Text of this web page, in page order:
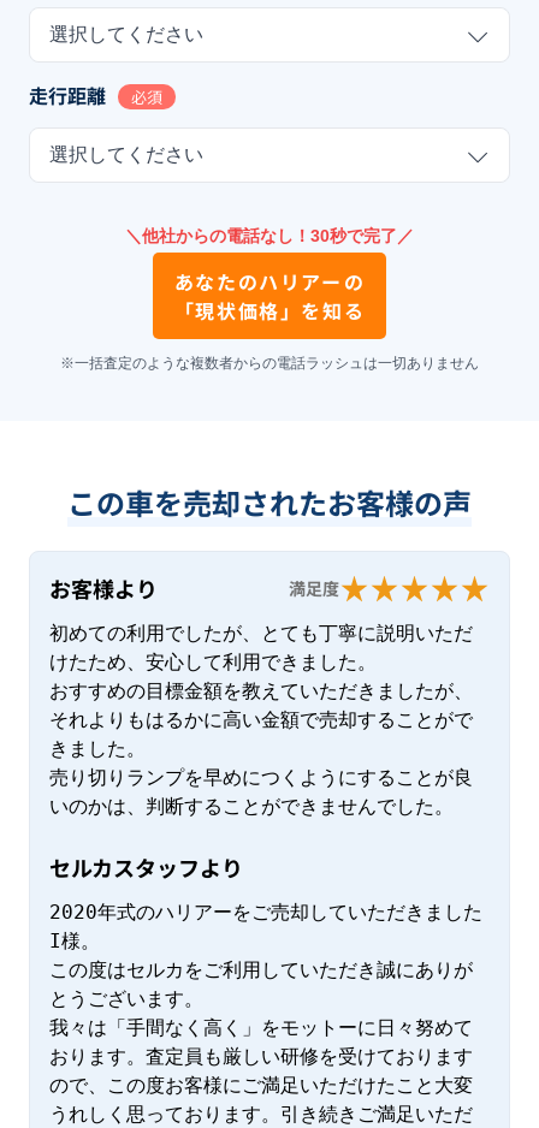
選択してください
走行距離 必須
選択してください
＼他社からの電話なし！30秒で完了／
あなたのハリアー の
「現状価格」を知る
※一括査定のような複数者からの電話ラッシュは一切ありません
この車を売却されたお客様の声
お客様より 満足度
初めての利用でしたが、とても丁寧に説明いただ
けたため、安心して利用できました。
おすすめの目標金額を教えていただきましたが、
それよりもはるかに高い金額で売却することがで
きました。
売り切りランプを早めにつくようにすることが良
いのかは、判断することができませんでした。
セルカスタッフより
2020年式のハリアーをご売却していただきました
I様。
この度はセルカをご利用していただき誠にありが
とうございます。
我々は「手間なく高く」をモットーに日々努めて
おります。査定員も厳しい研修を受けております
ので、この度お客様にご満足いただけたこと大変
うれしく思っております。引き続きご満足いただ